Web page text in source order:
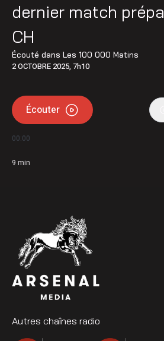
dernier match
CH
Écouté dans Les 100 000 Matins
2 OCTOBRE 2025, 7h10
Écouter
00:00
9 min
Autres chaînes radio